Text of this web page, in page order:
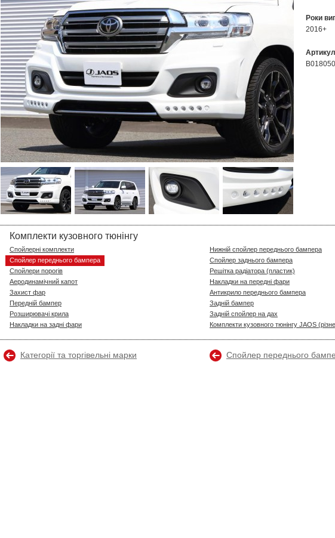
Роки
2016+
B018050
Комплекти кузовного тюнінгу
Спойлерні комплекти
Нижній спойлер переднього бампера
Спойлер переднього бампера
Спойлер заднього бампера
Спойлери порогів
Решітка радіатора (пластик)
Аеродинамічний капот
Накладки на передні фари
Захист фар
Антикрило переднього бампера
Передній бампер
Задній бампер
Розширювачі крила
Задній спойлер на дах
Накладки на задні фари
Комплекти кузовного тюнінгу JAOS
Категорії та торгівельні марки Спойлер переднього